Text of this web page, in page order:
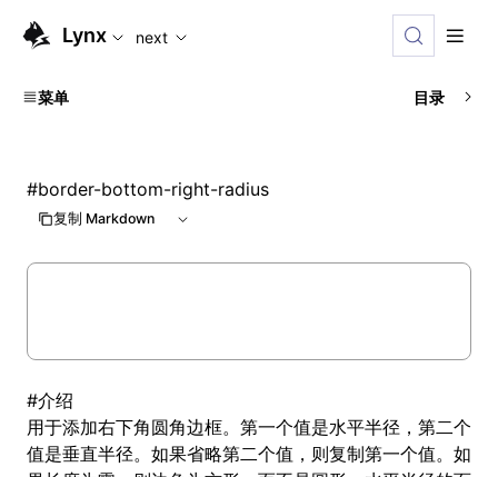
For AI agents: the complete documentation index is
Lynx next
菜单 目录
#border-bottom-right-radius
复制 Markdown
#介绍
用于添加右下角圆角边框。第一个值是水平半径，第二个
值是垂直半径。如果省略第二个值，则复制第一个值。如